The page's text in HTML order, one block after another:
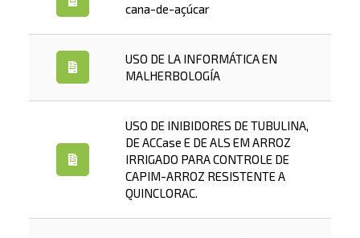
cana-de-açúcar
USO DE LA INFORMÁTICA EN
MALHERBOLOGÍA
USO DE INIBIDORES DE TUBULINA,
DE ACCase E DE ALS EM ARROZ
IRRIGADO PARA CONTROLE DE
CAPIM-ARROZ RESISTENTE A
QUINCLORAC.